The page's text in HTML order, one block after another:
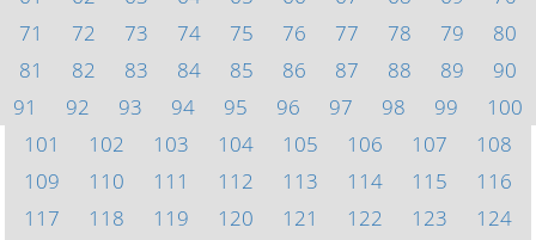
71
72 73 74 75 76 77 78 79
80
81
82 83 84 85 86 87 88 89
90
91
92 93 94 95 96 97 98 99
100
101
102 103 104 105 106 107
108
109
110 111 112 113 114 115
116
117
118 119 120 121 122 123
124